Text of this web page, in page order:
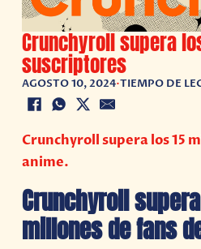
Crunchyroll supera
suscriptores
AGOSTO 10, 2024•TIEMPO DE
Crunchyroll supera los 15
anime.
Crunchyroll
millones de fans